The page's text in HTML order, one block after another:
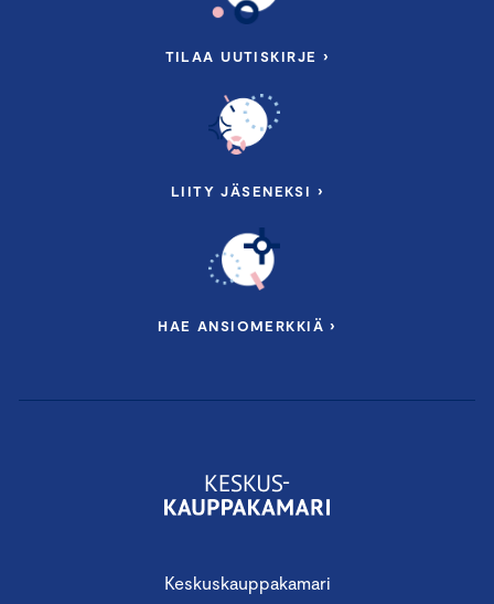
Keskuskauppakamari
TILAA UUTISKIRJE ›
LIITY JÄSENEKSI ›
HAE ANSIOMERKKIÄ ›